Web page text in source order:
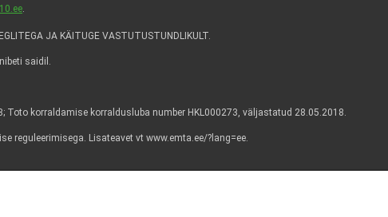
.
JA KÄITUGE VASTUTUSTUNDLIKULT.
saidil.
korraldamise korraldusluba number HKL000273, väljastatud 28.05.2018.
reguleerimisega. Lisateavet vt www.emta.ee/?lang=ee.